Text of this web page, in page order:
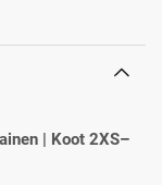
| Koot 2XS–